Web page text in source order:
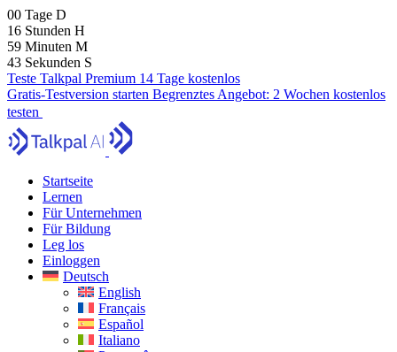
00 Tage D
16 Stunden H
59 Minuten M
42 Sekunden S
Teste Talkpal Premium 14 Tage kostenlos
Gratis-Testversion starten Begrenztes Angebot: 2 Wochen kostenlos
testen
Startseite
Lernen
Für Unternehmen
Für Bildung
Leg los
Einloggen
Deutsch
English
Français
Español
Italiano